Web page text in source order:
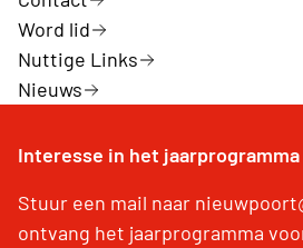
Word lid
Nuttige Links
Nieuws
Interesse in het
Stuur een mail naar
ontvang het jaarprogramma